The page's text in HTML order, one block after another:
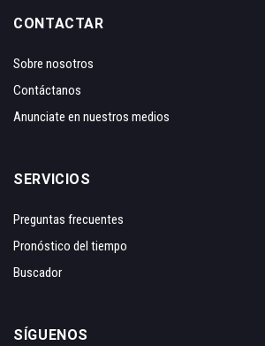
CONTACTAR
Sobre nosotros
Contáctanos
Anunciate en nuestros medios
SERVICIOS
Preguntas frecuentes
Pronóstico del tiempo
Buscador
SÍGUENOS